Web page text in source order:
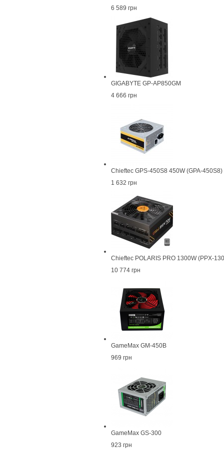
6 589 грн
GIGABYTE GP-AP850GM
4 666 грн
Chieftec GPS-450S8 450W (GPA-450S8)
1 632 грн
Chieftec POLARIS PRO 1300W (PPX-
10 774 грн
GameMax GM-450B
969 грн
GameMax GS-300
923 грн